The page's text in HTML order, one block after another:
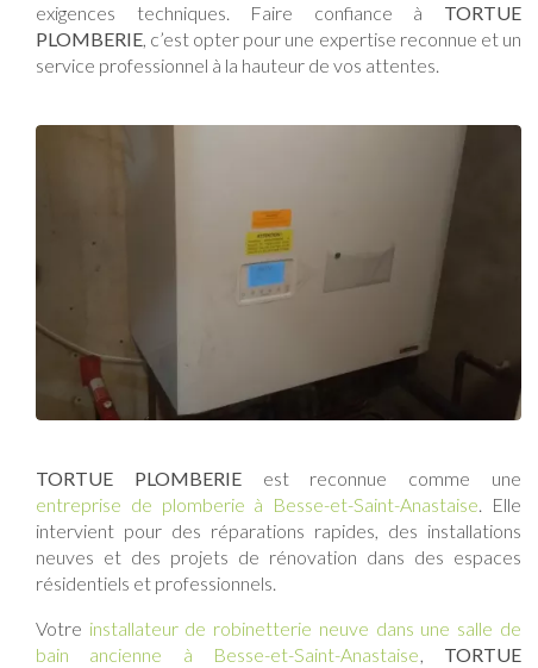
exigences techniques. Faire confiance à TORTUE
PLOMBERIE, c’est opter pour une expertise reconnue et un
service professionnel à la hauteur de vos attentes.
TORTUE PLOMBERIEest reconnue comme une
entreprise de plomberie à Besse-et-Saint-Anastaise. Elle
intervient pour des réparations rapides, des installations
neuves et des projets de rénovation dans des espaces
résidentiels et professionnels.
Votre installateur de robinetterie neuve dans une salle de
bain ancienne à Besse-et-Saint-Anastaise, TORTUE